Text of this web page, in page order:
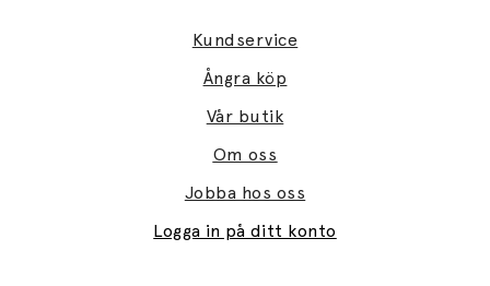
Kundservice
Ångra köp
Vår butik
Om oss
Jobba hos oss
Logga in på ditt konto